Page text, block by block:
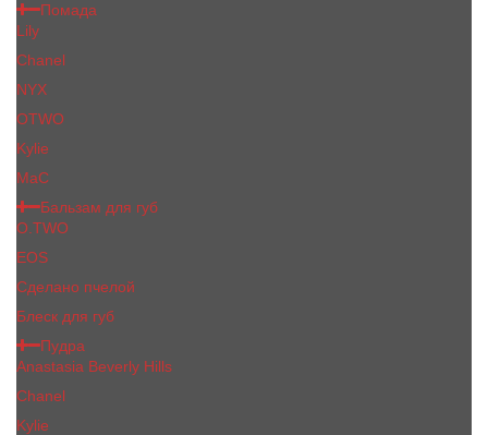
Помада
Lily
Chanel
NYX
OTWO
Kylie
МаС
Бальзам для губ
O.TWO
EOS
Сделано пчелой
Блеск для губ
Пудра
Anastasia Beverly Hills
Chanel
Kylie